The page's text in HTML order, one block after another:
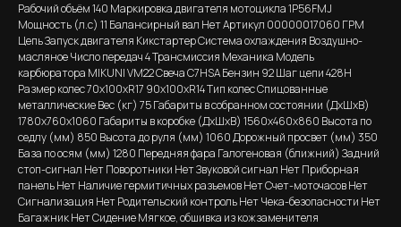
Рабочий объём 140 Маркировка двигателя мотоцикла 1P56FMJ
Мощность (л.с) 11 Балансирный вал Нет Артикул 00000017060 ГРМ
Цепь Запуск двигателя Кикстартер Система охлаждения Воздушно-
масляное Число передач 4 Трансмиссия Механика Модель
карбюратора MIKUNI VM22 Свеча C7HSA Бензин 92 Шаг цепи 428H
Размер колес 70х100хR17 90х100хR14 Тип колес Спицованные
металлические Вес (кг) 75 Габариты в собранном состоянии (ДхШхВ)
1780х760х1060 Габариты в коробке (ДхШхВ) 1560x460x860 Высота по
седлу (мм) 850 Высота до руля (мм) 1060 Дорожный просвет (мм) 350
База по осям (мм) 1280 Передняя фара Галогеновая (ближний) Задний
стоп-сигнал Нет Поворотники Нет Звуковой сигнал Нет Приборная
панель Нет Наличие гермитичных разъемов Нет Счет-моточасов Нет
Сигнализация Нет Родительский контроль Нет Чека-безопасности Нет
Багажник Нет Сидение Мягкое, обшивка из кожзаменителя